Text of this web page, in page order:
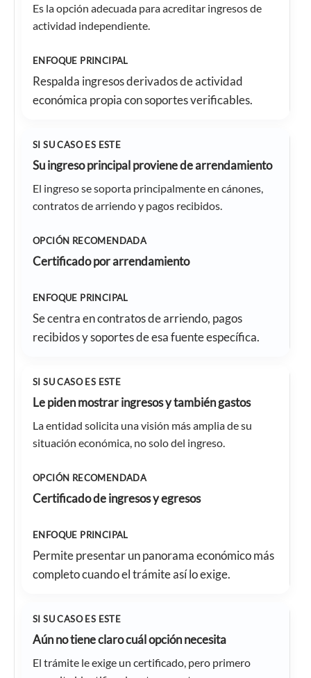
Es la opción adecuada para acreditar ingresos de
actividad independiente.
Respalda ingresos derivados de actividad
económica propia con soportes verificables.
Su ingreso principal proviene de arrendamiento
El ingreso se soporta principalmente en cánones,
contratos de arriendo y pagos recibidos.
Certificado por arrendamiento
Se centra en contratos de arriendo, pagos
recibidos y soportes de esa fuente específica.
Le piden mostrar ingresos y también gastos
La entidad solicita una visión más amplia de su
situación económica, no solo del ingreso.
Certificado de ingresos y egresos
Permite presentar un panorama económico más
completo cuando el trámite así lo exige.
Aún no tiene claro cuál opción necesita
El trámite le exige un certificado, pero primero